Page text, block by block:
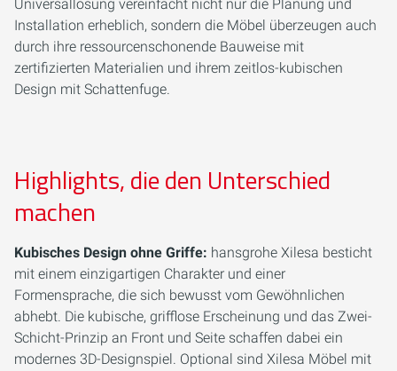
Universallösung vereinfacht nicht nur die Planung und
Installation erheblich, sondern die Möbel überzeugen auch
durch ihre ressourcenschonende Bauweise mit
zertifizierten Materialien und ihrem zeitlos-kubischen
Design mit Schattenfuge.
Highlights, die den Unterschied
machen
Kubisches Design ohne Griffe: hansgrohe Xilesa besticht
mit einem einzigartigen Charakter und einer
Formensprache, die sich bewusst vom Gewöhnlichen
abhebt. Die kubische, grifflose Erscheinung und das Zwei-
Schicht-Prinzip an Front und Seite schaffen dabei ein
modernes 3D-Designspiel. Optional sind Xilesa Möbel mit